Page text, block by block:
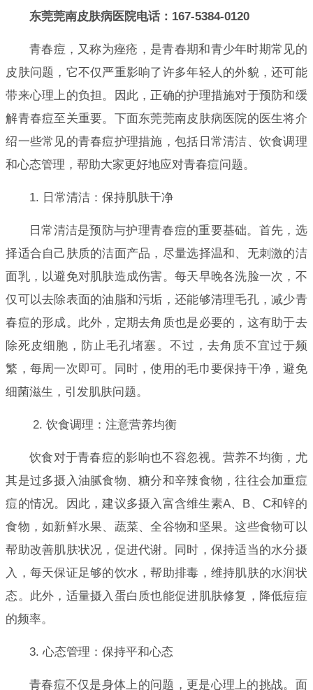
东莞莞南皮肤病医院电话：167-5384-0120
青春痘，又称为痤疮，是青春期和青少年时期常见的
皮肤问题，它不仅严重影响了许多年轻人的外貌，还可能
带来心理上的负担。因此，正确的护理措施对于预防和缓
解青春痘至关重要。下面东莞莞南皮肤病医院的医生将介
绍一些常见的青春痘护理措施，包括日常清洁、饮食调理
和心态管理，帮助大家更好地应对青春痘问题。
1. 日常清洁：保持肌肤干净
日常清洁是预防与护理青春痘的重要基础。首先，选
择适合自己肤质的洁面产品，尽量选择温和、无刺激的洁
面乳，以避免对肌肤造成伤害。每天早晚各洗脸一次，不
仅可以去除表面的油脂和污垢，还能够清理毛孔，减少青
春痘的形成。此外，定期去角质也是必要的，这有助于去
除死皮细胞，防止毛孔堵塞。不过，去角质不宜过于频
繁，每周一次即可。同时，使用的毛巾要保持干净，避免
细菌滋生，引发肌肤问题。
2. 饮食调理：注意营养均衡
饮食对于青春痘的影响也不容忽视。营养不均衡，尤
其是过多摄入油腻食物、糖分和辛辣食物，往往会加重痘
痘的情况。因此，建议多摄入富含维生素A、B、C和锌的
食物，如新鲜水果、蔬菜、全谷物和坚果。这些食物可以
帮助改善肌肤状况，促进代谢。同时，保持适当的水分摄
入，每天保证足够的饮水，帮助排毒，维持肌肤的水润状
态。此外，适量摄入蛋白质也能促进肌肤修复，降低痘痘
的频率。
3. 心态管理：保持平和心态
青春痘不仅是身体上的问题，更是心理上的挑战。面